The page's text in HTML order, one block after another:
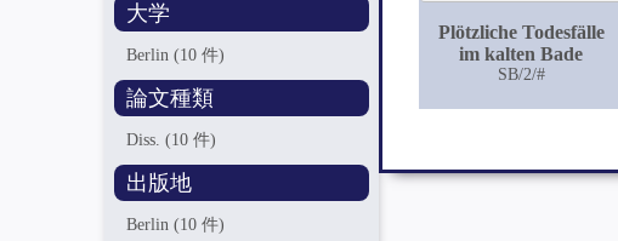
大学
Berlin(10 件)
論文種類
Diss.(10 件)
出版地
Berlin(10 件)
Plötzliche Todesfälle
im kalten Bade
SB/2/#